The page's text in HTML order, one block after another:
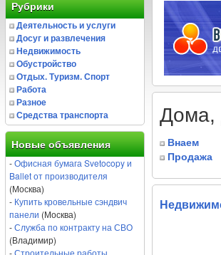
Рубрики
Деятельность и услуги
Досуг и развлечения
Недвижимость
Обустройство
Отдых. Туризм. Спорт
Работа
Разное
Средства транспорта
Новые объявления
-Офисная бумага Svetocopy и
Ballet от производителя
(Москва)
- Купить кровельные сэндвич
панели (Москва)
-Служба по контракту на СВО
(Владимир)
-Строительные работы
Дома,
Внаем
Продажа